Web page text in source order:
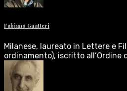
Fabiano Guatteri
Milanese, laureato in Lettere e
ordinamento), iscritto all’Ordine